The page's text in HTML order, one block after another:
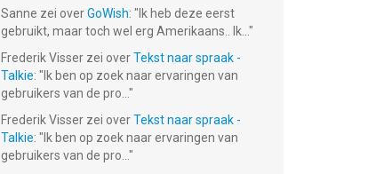
Sanne zei overGoWish: " Ik heb deze eerst
gebruikt, maar toch wel erg Amerikaans.. Ik... "
Frederik Visser zei overTekst naar spraak -
Talkie: " Ik ben op zoek naar ervaringen van
gebruikers van de pro... "
Frederik Visser zei overTekst naar spraak -
Talkie: " Ik ben op zoek naar ervaringen van
gebruikers van de pro... "